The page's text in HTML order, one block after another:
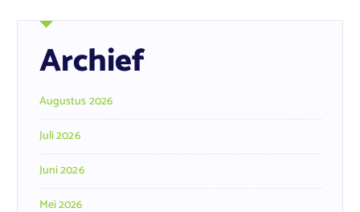
Archief
Augustus 2026
Juli 2026
Juni 2026
Mei 2026